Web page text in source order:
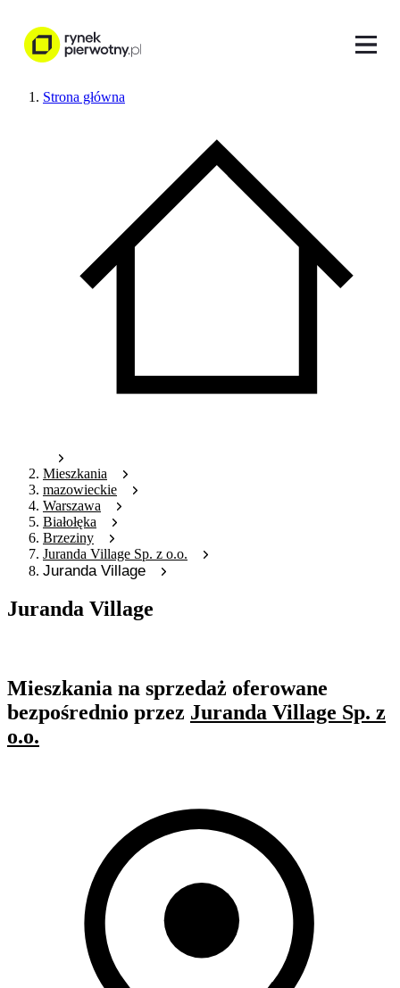
Strona główna
Mieszkania
mazowieckie
Warszawa
Białołęka
Brzeziny
Juranda Village Sp. z o.o.
Juranda Village
Juranda Village
Mieszkania na sprzedaż oferowane
bezpośrednio przez Juranda Village Sp. z
o.o.